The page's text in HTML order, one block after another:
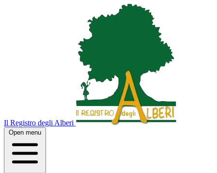
Il Registro degli Alberi
Open menu